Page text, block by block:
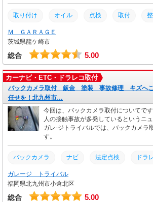
取り付け オイル 点検 取付
交換
Ｍ ＧＡＲＡＧＥ
茨城県龍ケ崎市
総合 5.00
カーナビ・ETC・ドラレコ取付
バックカメラ取付 鈑金 塗装 事故修理 キズへ
任せを！北九州市…
今回は、バックカメラ取付についてで
人の接触事故が多発しているというニ
ガレ-ジトライバルでは、バックカメラ
す。
バックカメラ ナビ 法定点検 ドラ
持ち込み ドライブレコーダー
整備 修理 交換
ガレージ トライバル
福岡県北九州市小倉北区
総合 5.00